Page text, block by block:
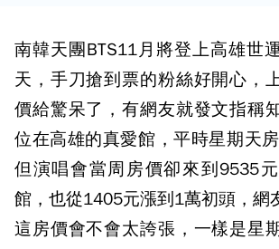
南韓天團BTS11月將登上高雄世
天，手刀搶到票的粉絲好開心，
價給驚呆了，有網友就發文指稱
位在高雄的真愛館，平時星期天
但演唱會當周房價卻來到9535
館，也從1405元漲到1萬初頭，網
這房價會不會太誇張，一樣是星